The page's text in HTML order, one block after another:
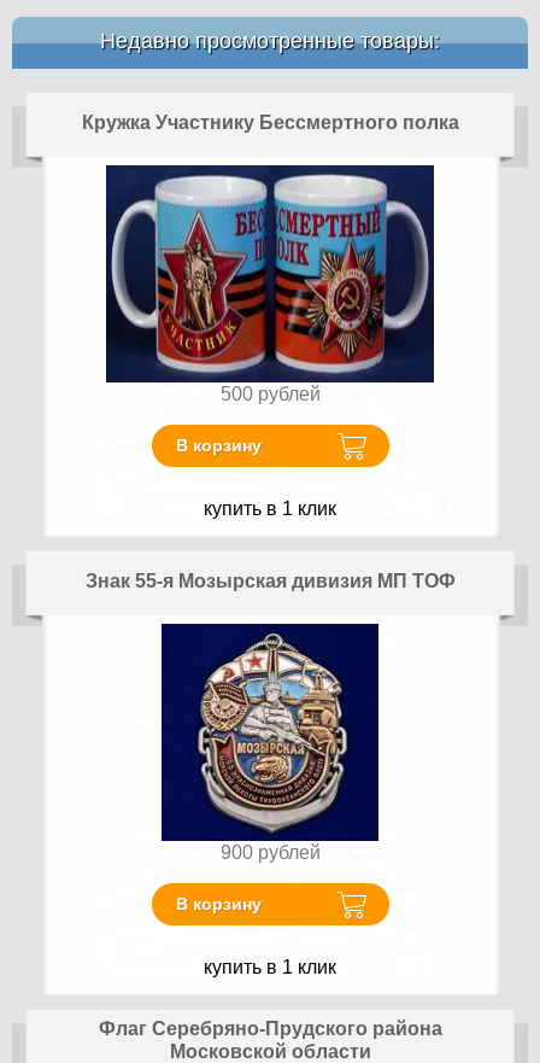
Недавно просмотренные товары:
Кружка Участнику Бессмертного полка
500 рублей
В корзину
купить в 1 клик
Знак 55-я Мозырская дивизия МП ТОФ
900 рублей
В корзину
купить в 1 клик
Флаг Серебряно-Прудского района
Московской области